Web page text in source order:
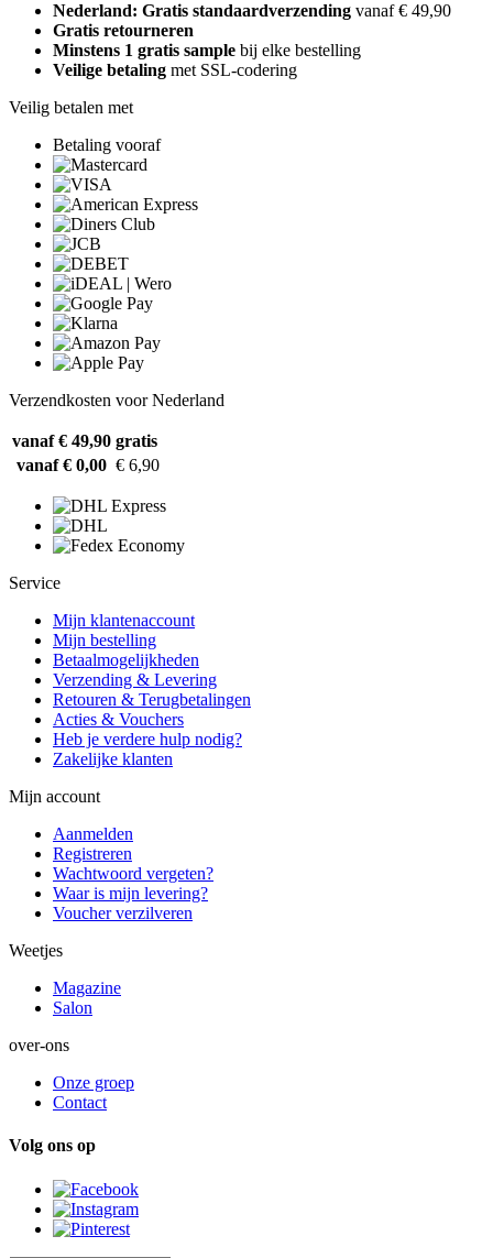
Nederland: Gratis standaardverzending vanaf € 49,90
Gratis retourneren
Minstens 1 gratis sample bij elke bestelling
Veilige betaling met SSL-codering
Veilig betalen met
Betaling vooraf
Verzendkosten voor Nederland
vanaf € 49,90 gratis
vanaf € 0,00 € 6,90
Service
Mijn klantenaccount
Mijn bestelling
Betaalmogelijkheden
Verzending & Levering
Retouren & Terugbetalingen
Acties & Vouchers
Heb je verdere hulp nodig?
Zakelijke klanten
Mijn account
Aanmelden
Registreren
Wachtwoord vergeten?
Waar is mijn levering?
Voucher verzilveren
Weetjes
Magazine
Salon
over-ons
Onze groep
Contact
Volg ons op